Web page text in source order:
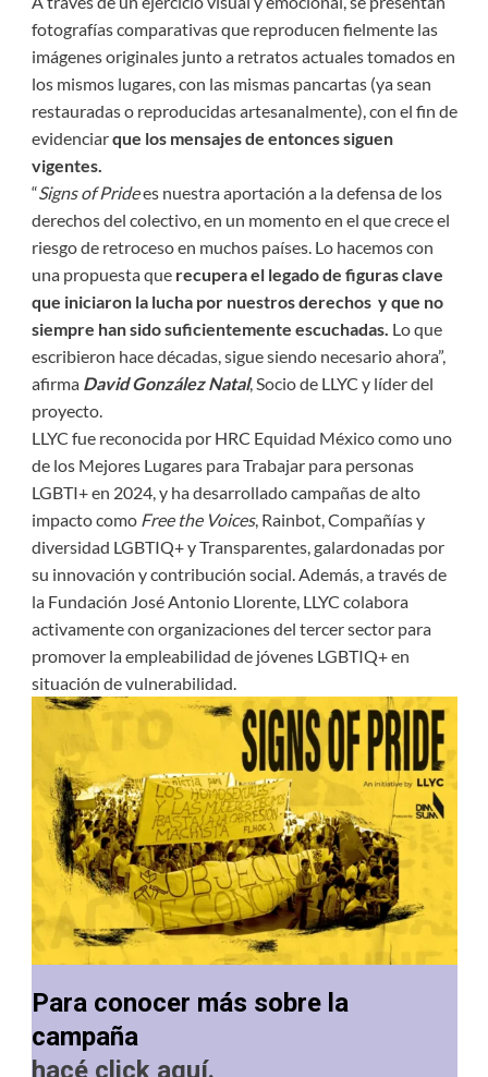
fotografías comparativas que reproducen fielmente las
imágenes originales junto a retratos actuales tomados en
los mismos lugares, con las mismas pancartas (ya sean
restauradas o reproducidas artesanalmente), con el fin de
evidenciarque los mensajes de entonces siguen
vigentes.
“Signs of Pridees nuestra aportación a la defensa de los
derechos del colectivo, en un momento en el que crece el
riesgo de retroceso en muchos países. Lo hacemos con
una propuesta que recupera el legado de figuras clave
que iniciaron la lucha por nuestros derechos y que no
siempre han sido suficientemente escuchadas. Lo que
escribieron hace décadas, sigue siendo necesario ahora”,
afirma David González Natal, Socio de LLYC y líder del
proyecto.
LLYC fue reconocida por HRC Equidad México como uno
de los Mejores Lugares para Trabajar para personas
LGBTI+ en 2024, y ha desarrollado campañas de alto
impacto como Free the Voices, Rainbot, Compañías y
diversidad LGBTIQ+ y Transparentes, galardonadas por
su innovación y contribución social. Además, a través de
la Fundación José Antonio Llorente, LLYC colabora
activamente con organizaciones del tercer sector para
promover la empleabilidad de jóvenes LGBTIQ+ en
situación de vulnerabilidad.
Para conocer más sobre la
campaña
hacé click aquí.